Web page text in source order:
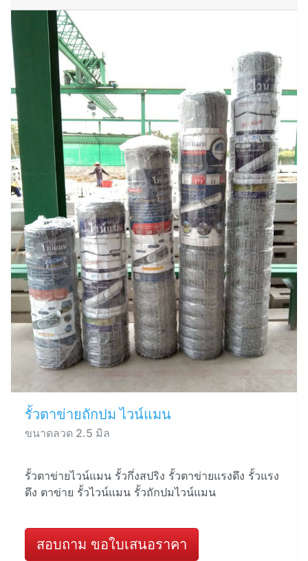
รั้วตาข่ายถักปม ไวน์แมน
ขนาดลวด 2.5 มิล
รั้วตาข่ายไวน์แมน รั้วกึ่งสปริง รั้วตาข่ายแรงดึง รั้วแรง
ดึง ตาข่าย รั้วไวน์แมน รั้วถักปมไวน์แมน
สอบถาม ขอใบเสนอราคา